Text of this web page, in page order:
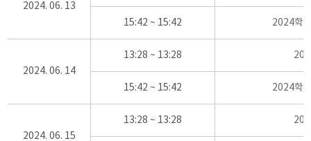
2024. 06. 13
15:42 ~ 15:42 2024학
2024. 06. 14
13:28 ~ 13:28
15:42 ~ 15:42 2024학
2024. 06. 15
13:28 ~ 13:28